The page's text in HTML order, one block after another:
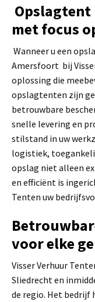
met focus
Wanneer u een
Amersfoort bij
oplossing die
opslagtenten zijn
betrouwbare
snelle levering en
stilstand in uw
logistiek,
opslag niet alleen
en efficiënt is
Tenten uw
voor elke
Visser Verhuur
Sliedrecht en
de regio. Het bedrijf